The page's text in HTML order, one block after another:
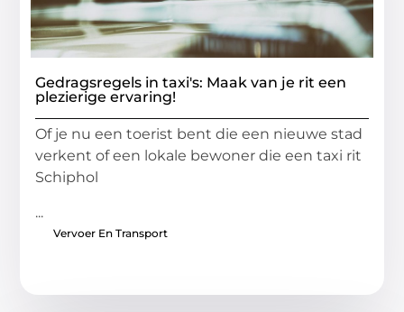
Gedragsregels in taxi's: Maak van je rit een
plezierige ervaring!
Of je nu een toerist bent die een nieuwe stad
verkent of een lokale bewoner die een taxi rit
Schiphol
...
Vervoer En Transport